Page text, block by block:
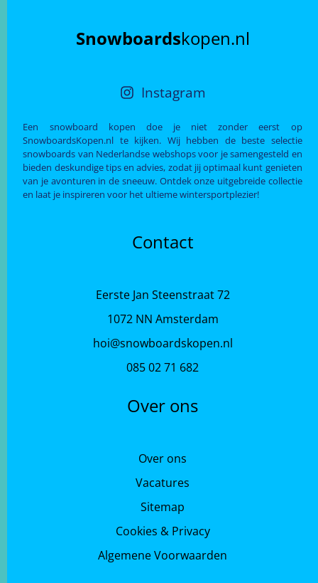
Snowboardskopen.nl
Instagram
Een snowboard kopen doe je niet zonder eerst op
SnowboardsKopen.nl te kijken. Wij hebben de beste selectie
snowboards van Nederlandse webshops voor je samengesteld en
bieden deskundige tips en advies, zodat jij optimaal kunt genieten
van je avonturen in de sneeuw. Ontdek onze uitgebreide collectie
en laat je inspireren voor het ultieme wintersportplezier!
Contact
Eerste Jan Steenstraat 72
1072 NN Amsterdam
hoi@snowboardskopen.nl
085 02 71 682
Over ons
Over ons
Vacatures
Sitemap
Cookies & Privacy
Algemene Voorwaarden